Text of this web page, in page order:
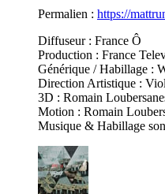
Permalien : https://
Diffuseur : France Ô
Production : France
Générique / Habillage :
Direction Artistique :
3D : Romain
Motion : Romain
Musique & Habillage